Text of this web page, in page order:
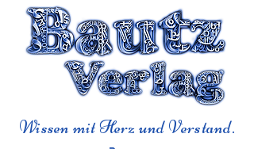
Wissen mit Herz und Verstand.